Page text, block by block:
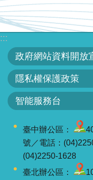
首
頁
意
見
信
箱
常
見
:::
政府網站資料開放
隱私權保護政策
智能服務台
臺中辦公區：
號／電話：
(04)2250-1628
臺北辦公區：